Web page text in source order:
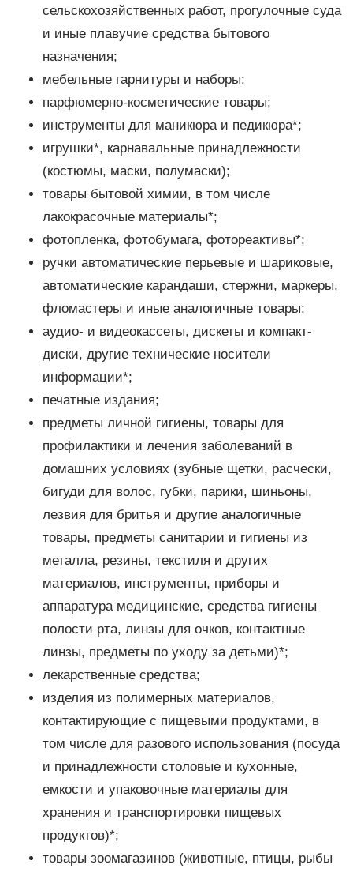
сельскохозяйственных работ, прогулочные суда
и иные плавучие средства бытового
назначения;
мебельные гарнитуры и наборы;
парфюмерно-косметические товары;
инструменты для маникюра и педикюра*;
игрушки*, карнавальные принадлежности
(костюмы, маски, полумаски);
товары бытовой химии, в том числе
лакокрасочные материалы*;
фотопленка, фотобумага, фотореактивы*;
ручки автоматические перьевые и шариковые,
автоматические карандаши, стержни, маркеры,
фломастеры и иные аналогичные товары;
аудио- и видеокассеты, дискеты и компакт-
диски, другие технические носители
информации*;
печатные издания;
предметы личной гигиены, товары для
профилактики и лечения заболеваний в
домашних условиях (зубные щетки, расчески,
бигуди для волос, губки, парики, шиньоны,
лезвия для бритья и другие аналогичные
товары, предметы санитарии и гигиены из
металла, резины, текстиля и других
материалов, инструменты, приборы и
аппаратура медицинские, средства гигиены
полости рта, линзы для очков, контактные
линзы, предметы по уходу за детьми)*;
лекарственные средства;
изделия из полимерных материалов,
контактирующие с пищевыми продуктами, в
том числе для разового использования (посуда
и принадлежности столовые и кухонные,
емкости и упаковочные материалы для
хранения и транспортировки пищевых
продуктов)*;
товары зоомагазинов (животные, птицы, рыбы